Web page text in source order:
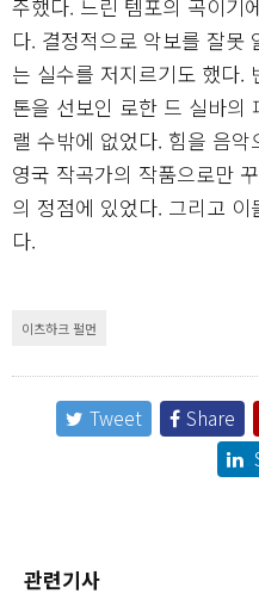
주했다. 느린 템포의 곡이기
다. 결정적으로 악보를 잘못
는 실수를 저지르기도 했다.
톤을 선보인 로한 드 실바의
랠 수밖에 없었다. 힘을 음
영국 작곡가의 작품으로만
의 정점에 있었다. 그리고
다.
이츠하크 펄먼
Tweet Share
관련기사